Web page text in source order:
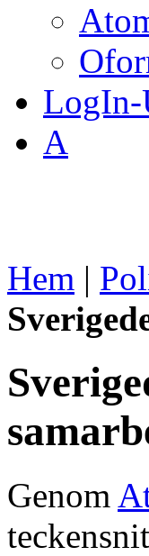
A
Hem |
Genom